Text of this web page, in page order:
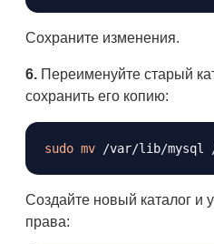
Сохраните изменения.
6. Переименуйте старый
сохранить его копию:
sudo mv
Создайте новый каталог и
права: